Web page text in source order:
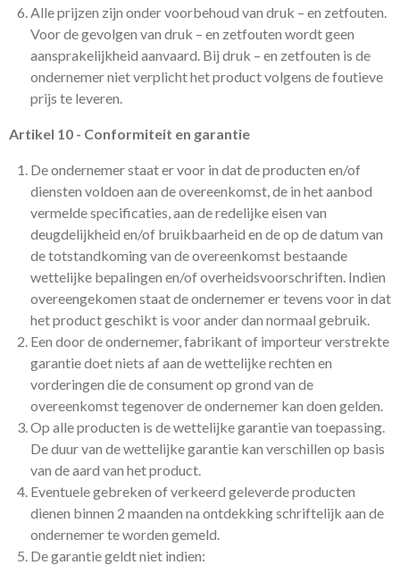
Alle prijzen zijn onder voorbehoud van druk – en zetfouten.
Voor de gevolgen van druk – en zetfouten wordt geen
aansprakelijkheid aanvaard. Bij druk – en zetfouten is de
ondernemer niet verplicht het product volgens de foutieve
prijs te leveren.
Artikel 10 - Conformiteit en garantie
De ondernemer staat er voor in dat de producten en/of
diensten voldoen aan de overeenkomst, de in het aanbod
vermelde specificaties, aan de redelijke eisen van
deugdelijkheid en/of bruikbaarheid en de op de datum van
de totstandkoming van de overeenkomst bestaande
wettelijke bepalingen en/of overheidsvoorschriften. Indien
overeengekomen staat de ondernemer er tevens voor in dat
het product geschikt is voor ander dan normaal gebruik.
Een door de ondernemer, fabrikant of importeur verstrekte
garantie doet niets af aan de wettelijke rechten en
vorderingen die de consument op grond van de
overeenkomst tegenover de ondernemer kan doen gelden.
Op alle producten is de wettelijke garantie van toepassing.
De duur van de wettelijke garantie kan verschillen op basis
van de aard van het product.
Eventuele gebreken of verkeerd geleverde producten
dienen binnen 2 maanden na ontdekking schriftelijk aan de
ondernemer te worden gemeld.
De garantie geldt niet indien: